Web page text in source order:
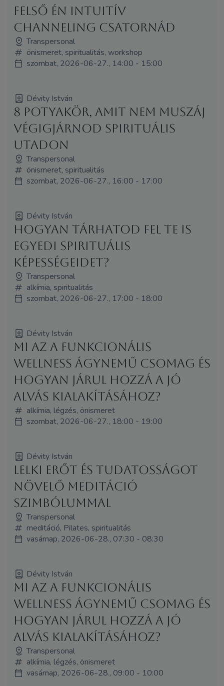
felső Én intuitív
channeling csatornád
Transpersonal
önismeret, spiritualitás, workshop
szombat, 2026-06-27., 14:00 - 15:00
Dévity István
8 potyakör, amit nem muszáj
végigjárnod spirituális
utadon
Transpersonal
önismeret, spiritualitás
szombat, 2026-06-27., 16:00 - 17:00
Dévity István
Hogyan tárhatod fel te is
egyedi spirituális
képességeidet?
Transpersonal
alkímia, spiritualitás
szombat, 2026-06-27., 17:00 - 18:00
Dévity István
Mi az a funkcionális
wellness ágynemű csomag és
hogyan járul hozzá a jó
alvás kialakításához?
alkímia, légzés, önismeret
szombat, 2026-06-27., 18:00 - 19:00
Dévity István
LELKI ERŐT ÉS TUDATOSSÁGOT
NÖVELŐ MEDITÁCIÓ
SZIMBÓLUMMAL
Transpersonal
meditáció, Pilates, spiritualitás
vasárnap, 2026-06-28., 07:30 - 08:30
Dévity István
Mi az a funkcionális
wellness ágynemű csomag és
hogyan járul hozzá a jó
alvás kialakításához?
Transpersonal
alkímia, légzés, önismeret
vasárnap, 2026-06-28., 09:00 - 10:00